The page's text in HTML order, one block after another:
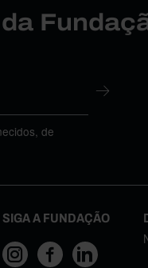
de
SIGA A FUNDAÇÃO